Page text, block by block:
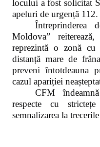
locului a fost solicitat
apeluri de urgență 112.
Întreprinderea
Moldova”
reprezintă o zonă
distanță mare de
preveni întotdeauna
cazul apariției
CFM
respecte cu
semnalizarea la